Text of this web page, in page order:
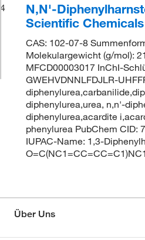
4
N,N'-
Scientific Chemicals
CAS: 102-07-8
Molekulargewicht (g/mol):
MFCD00003017 InChI-
GWEHVDNNLFDJLR-
diphenylurea,urea, n,n'-
diphenylurea,acardite
phenylurea PubChem CID:
IUPAC-Name: 1,3-
Über Uns